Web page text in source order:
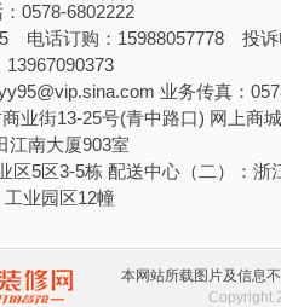
：0578-6802222
电话订购：15988057778 投
13967090373
业务传真：
业街13-25号(青中路口) 网上商
江南大厦903室
区5区3-5栋 配送中心（二）：浙
工业园区12幢
本网站所载图片及信息
Copyright